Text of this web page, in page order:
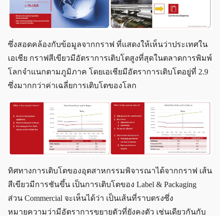
ซึ่งสอดคล้องกับข้อมูลจากกราฟ ที่แสดงให้เห็นว่าประเทศใน
เอเชีย กราฟสีเขียวมีอัตราการเติบโตสูงที่สุดในตลาดการพิมพ์
โลกจำแนกตามภูมิภาค โดยเอเชียมีอัตราการเติบโตอยู่ที่ 2.9
ซึ่งมากกว่าค่าเฉลี่ยการเติบโตของโลก
ทิศทางการเติบโตของอุตสาหกรรมพิจารณาได้จากกราฟ เส้น
สีเขียวมีการชันขึ้น เป็นการเติบโตของ Label & Packaging
ส่วน Commercial จะเห็นได้ว่า เป็นเส้นที่ราบตรงซึ่ง
หมายความว่ามีอัตราการขยายตัวที่ยังคงตัว เช่นเดียวกันกับ